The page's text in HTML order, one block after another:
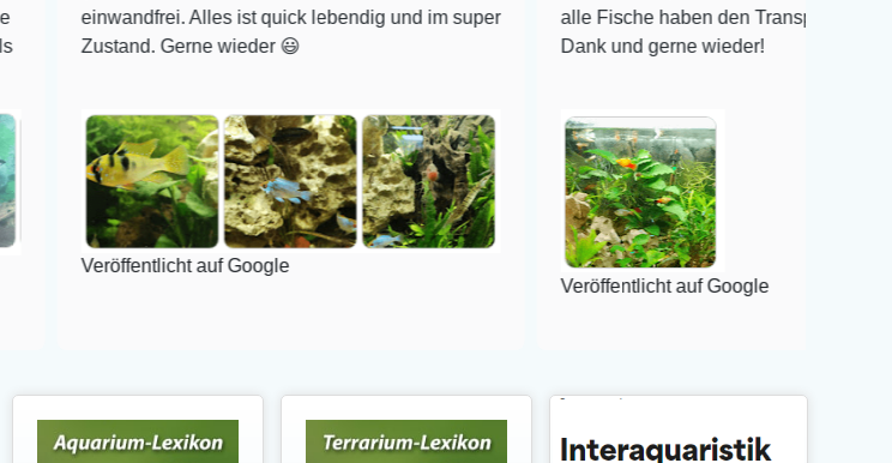
einwandfrei. Alles ist quick lebendig und im super
Zustand. Gerne wieder 😃
Veröffentlicht auf Google
alle Fische haben den Transport überlebt!
Dank und gerne wieder!
Veröffentlicht auf Google